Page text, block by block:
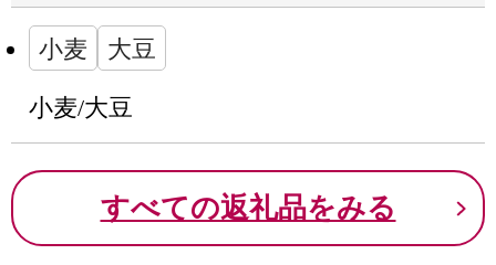
小麦 大豆
小麦/大豆
すべての返礼品をみる